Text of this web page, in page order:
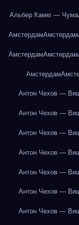
Альбер Камю — Чума
АмстердамАмстердам
АмстердамАмстердам
Амстердам
Антон Чехов —
Антон Чехов —
Антон Чехов —
Антон Чехов —
Антон Чехов —
Антон Чехов —
Антон Чехов —